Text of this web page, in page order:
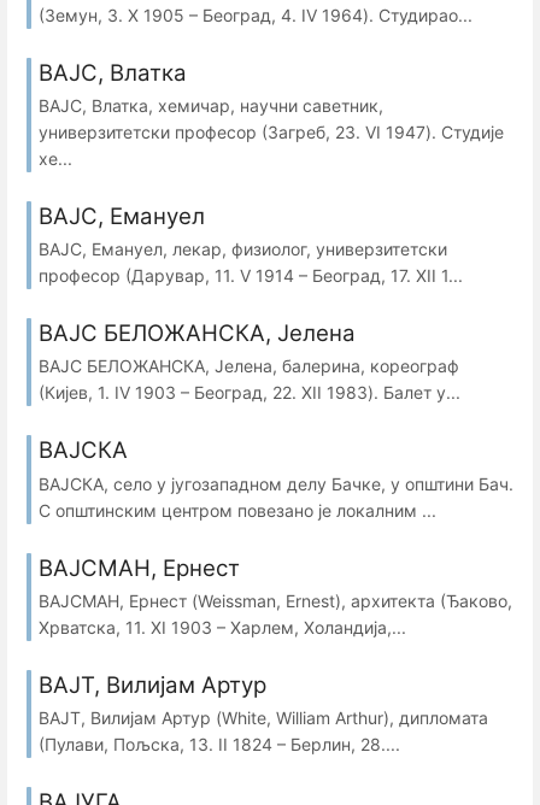
(Земун, 3. X 1905 – Београд, 4. IV 1964). Студирао...
ВАЈС, Влатка
ВАЈС, Влатка, хемичар, научни саветник,
универзитетски професор (Загреб, 23. VI 1947). Студије
хе...
ВАЈС, Емануел
ВАЈС, Емануел, лекар, физиолог, универзитетски
професор (Дарувар, 11. V 1914 – Београд, 17. XII 1...
ВАЈС БЕЛОЖАНСКА, Јелена
ВАЈС БЕЛОЖАНСКА, Јелена, балерина, кореограф
(Кијев, 1. IV 1903 – Београд, 22. XII 1983). Балет у...
ВАЈСКА
ВАЈСКА, село у југозападном делу Бачке, у општини Бач.
С општинским центром повезано је локалним ...
ВАЈСМАН, Ернест
ВАЈСМАН, Ернест (Weissman, Ernest), архитекта (Ђаково,
Хрватска, 11. XI 1903 – Харлем, Холандија,...
ВАЈТ, Вилијам Артур
ВАЈТ, Вилијам Артур (White, William Arthur), дипломата
(Пулави, Пољска, 13. II 1824 – Берлин, 28....